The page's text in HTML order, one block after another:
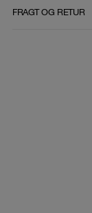
FRAGT OG RETUR